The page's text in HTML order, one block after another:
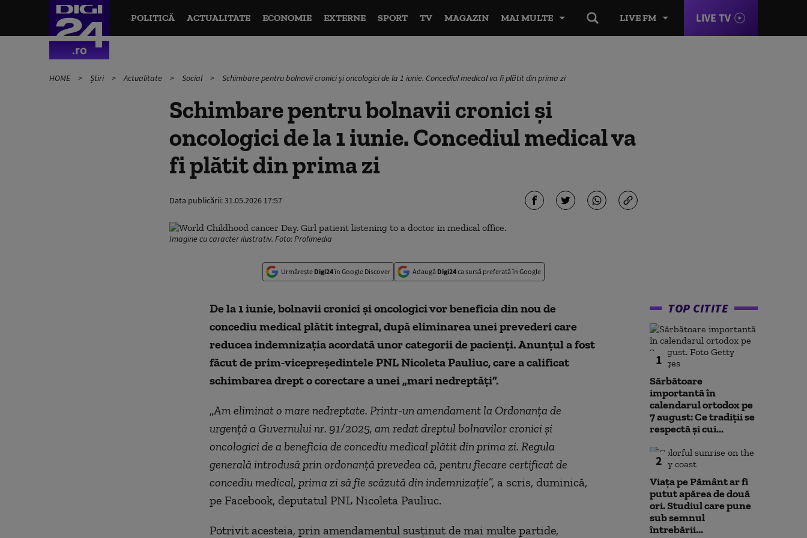
LIVE FM LIVE TV
POLITICĂ ACTUALITATE ECONOMIE EXTERNE SPORT TV MAGAZIN MAI MULTE
HOME Știri Actualitate Social Schimbare pentru bolnavii cronici şi oncologici de la 1 iunie. Concediul medical va fi plătit din prima zi
Schimbare pentru bolnavii cronici şi
oncologici de la 1 iunie. Concediul medical va
fi plătit din prima zi
Data publicării:31.05.2026 17:57
Imagine cu caracter ilustrativ. Foto: Profimedia
Urmărește Digi24în Google Discover Adaugă Digi24ca sursă preferată în Google
De la 1 iunie, bolnavii cronici şi oncologici vor beneficia din nou de
concediu medical plătit integral, după eliminarea unei prevederi care
reducea indemnizaţia acordată unor categorii de pacienţi. Anunţul a fost
făcut de prim-vicepreşedintele PNL Nicoleta Pauliuc, care a calificat
schimbarea drept o corectare a unei „mari nedreptăţi”.
„Am eliminat o mare nedreptate. Printr-un amendament la Ordonanţa de
urgenţă a Guvernului nr. 91/2025, am redat dreptul bolnavilor cronici şi
oncologici de a beneficia de concediu medical plătit din prima zi. Regula
generală introdusă prin ordonanţă prevedea că, pentru fiecare certificat de
concediu medical, prima zi să fie scăzută din indemnizaţie”, a scris, duminică,
pe Facebook, deputatul PNL Nicoleta Pauliuc.
Potrivit acesteia, prin amendamentul susţinut de mai multe partide,
TOP CITITE
1
Sărbătoare
importantă în
calendarul ortodox pe
7 august: Ce tradiții se
respectă și cui...
2
Viața pe Pământ ar fi
putut apărea de două
ori. Studiul care pune
sub semnul
întrebării...